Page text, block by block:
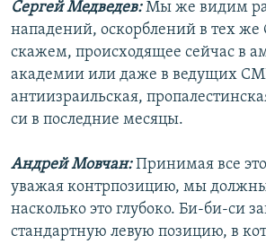
Сергей Медведев:Мы же видим
нападений, оскорблений в тех
скажем, происходящее сейчас в
академии или даже в ведущих
антиизраильская,
си в последние месяцы.
Андрей Мовчан:Принимая все
уважая контрпозицию, мы
насколько это глубоко. Би-би-си
стандартную левую позицию, в